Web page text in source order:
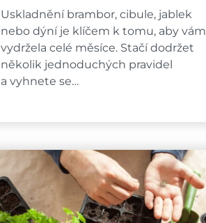
Uskladnění brambor, cibule, jablek
nebo dýní je klíčem k tomu, aby vám
vydržela celé měsíce. Stačí dodržet
několik jednoduchých pravidel
a vyhnete se…